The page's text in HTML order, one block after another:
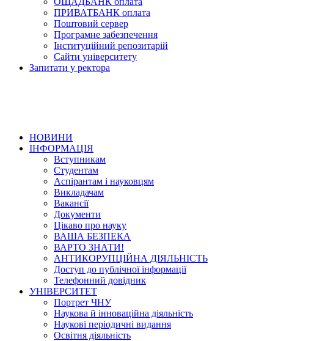
ПРИВАТБАНК оплата
Поштовий сервер
Програмне забезпечення
Інституційний репозитарій
Сайти університету
Запитати у ректора
НОВИНИ
ІНФОРМАЦІЯ
Вступникам
Студентам
Аспірантам і науковцям
Викладачам
Вакансії
Документи
Цікаво про науку
ВАША БЕЗПЕКА
ВАРТО ЗНАТИ!
АНТИКОРУПЦІЙНА ДІЯЛЬНІСТЬ
Доступ до публічної інформації
Телефонний довідник
УНІВЕРСИТЕТ
Портрет ЧНУ
Наукова й інноваційна діяльність
Наукові періодичні видання
Освітня діяльність